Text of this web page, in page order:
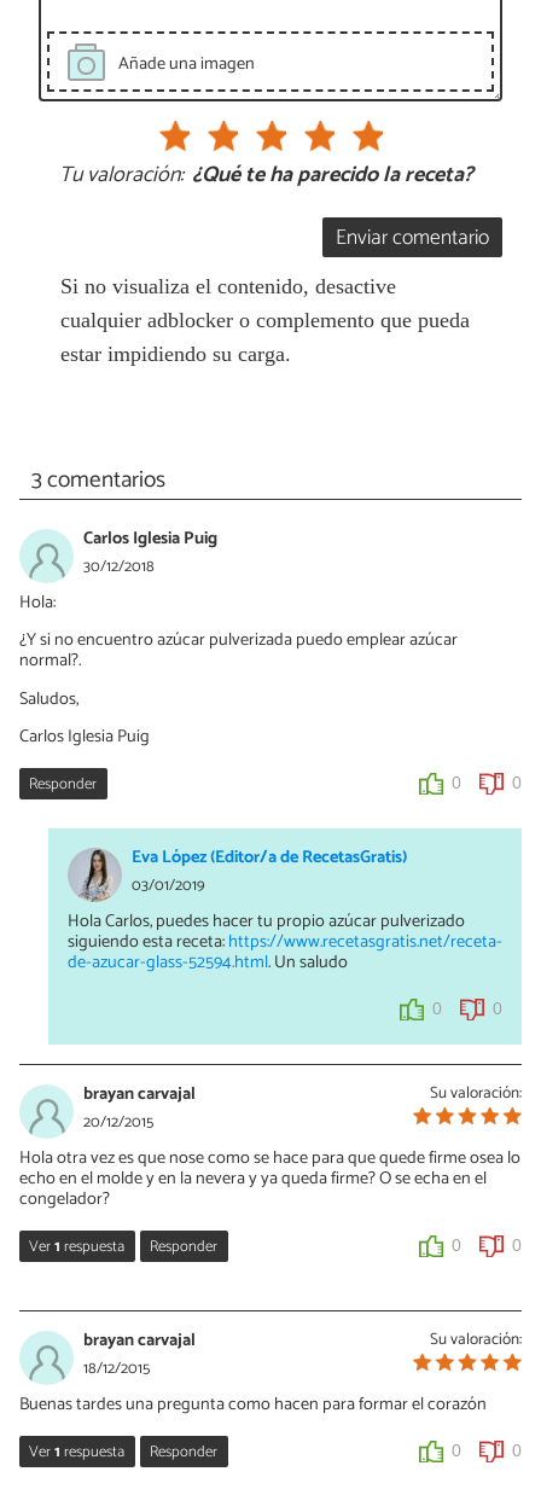
Añade una imagen
Tu valoración: ¿Qué te ha parecido la receta?
Enviar comentario
Si no visualiza el contenido, desactive
cualquier adblocker o complemento que pueda
estar impidiendo su carga.
3 comentarios
Carlos Iglesia Puig
30/12/2018
Hola:
¿Y si no encuentro azúcar pulverizada puedo emplear azúcar
normal?.
Saludos,
Carlos Iglesia Puig
Responder 0 0
Eva López (Editor/a de RecetasGratis)
03/01/2019
Hola Carlos, puedes hacer tu propio azúcar pulverizado
siguiendo esta receta:https://www.recetasgratis.net/receta-
de-azucar-glass-52594.html. Un saludo
0 0
Su valoración:
brayan carvajal
20/12/2015
Hola otra vez es que nose como se hace para que quede firme osea lo
echo en el molde y en la nevera y ya queda firme? O se echa en el
congelador?
Ver1respuesta Responder 0 0
20/12/2015
Hola mira el coulis es una salsa! no te va a quedar firme pues es
una salsa que se realiza para adicionar algunos postres como tal
asi que siempre tendra una consistencia líquida.
0 0
Su valoración:
brayan carvajal
18/12/2015
Buenas tardes una pregunta como hacen para formar el corazón
Ver1respuesta Responder 0 0